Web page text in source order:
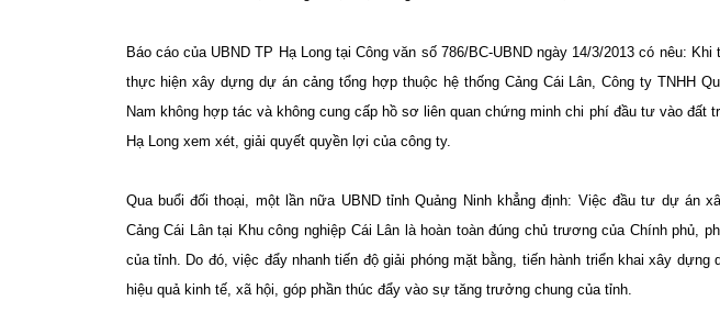
Báo cáo của UBND TP Hạ Long tại Công văn số 786/BC-UBND ngày 14/3/2013 có nêu:
thực hiện xây dựng dự án cảng tổng hợp thuộc hệ thống Cảng Cái Lân, Công ty TNHH
Nam không hợp tác và không cung cấp hồ sơ liên quan chứng minh chi phí đầu tư vào đất
Hạ Long xem xét, giải quyết quyền lợi của công ty.
Qua buổi đối thoại, một lần nữa UBND tỉnh Quảng Ninh khẳng định: Việc đầu tư dự án
Cảng Cái Lân tại Khu công nghiệp Cái Lân là hoàn toàn đúng chủ trương của Chính phủ,
của tỉnh. Do đó, việc đẩy nhanh tiến độ giải phóng mặt bằng, tiến hành triển khai xây
hiệu quả kinh tế, xã hội, góp phần thúc đẩy vào sự tăng trưởng chung của tỉnh.